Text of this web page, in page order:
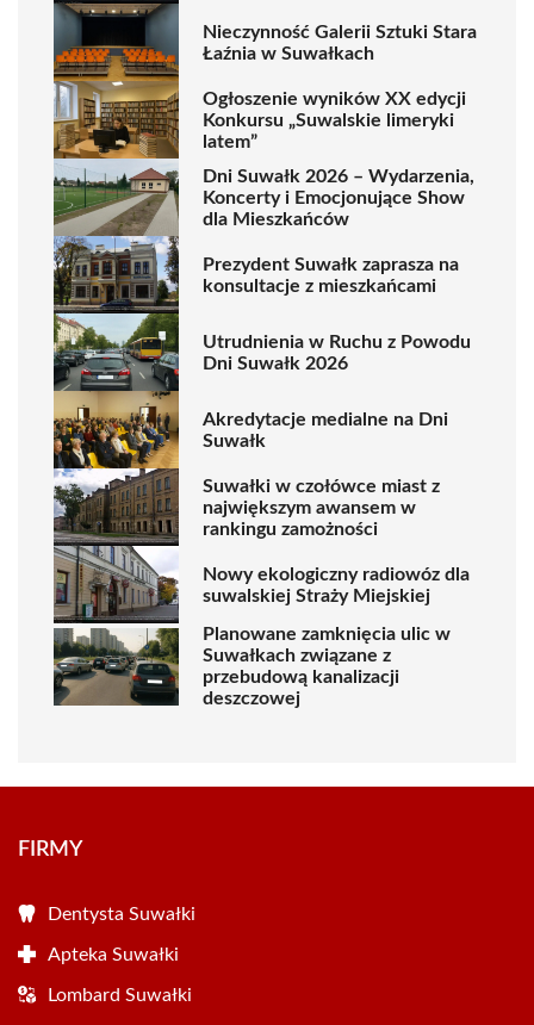
Nieczynność Galerii Sztuki Stara
Łaźnia w Suwałkach
Ogłoszenie wyników XX edycji
Konkursu „Suwalskie limeryki
latem”
Dni Suwałk 2026 – Wydarzenia,
Koncerty i Emocjonujące Show
dla Mieszkańców
Prezydent Suwałk zaprasza na
konsultacje z mieszkańcami
Utrudnienia w Ruchu z Powodu
Dni Suwałk 2026
Akredytacje medialne na Dni
Suwałk
Suwałki w czołówce miast z
największym awansem w
rankingu zamożności
Nowy ekologiczny radiowóz dla
suwalskiej Straży Miejskiej
Planowane zamknięcia ulic w
Suwałkach związane z
przebudową kanalizacji
deszczowej
FIRMY
Dentysta Suwałki
Apteka Suwałki
Lombard Suwałki